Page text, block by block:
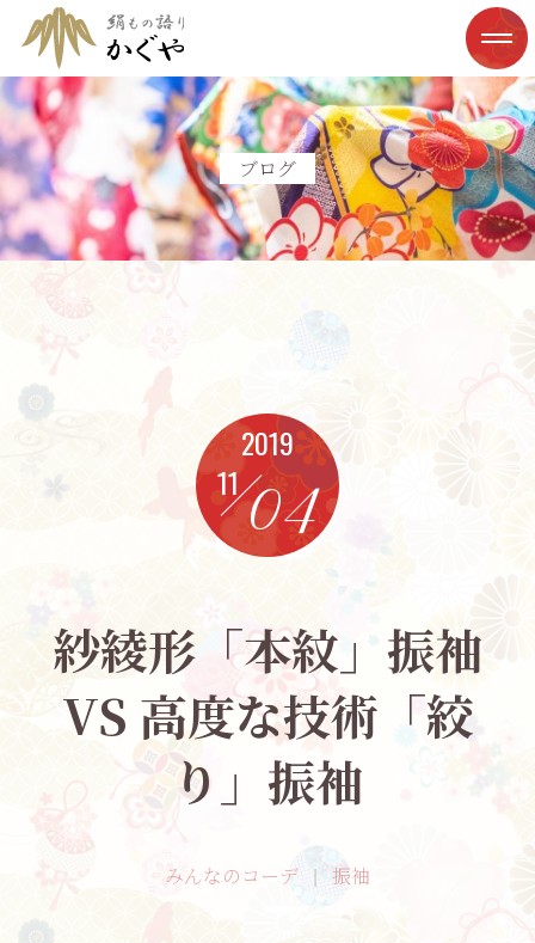
ブログ
2019
1104
紗綾形「本紋」振袖
VS 高度な技術「絞
り」振袖
みんなのコーデ 振袖